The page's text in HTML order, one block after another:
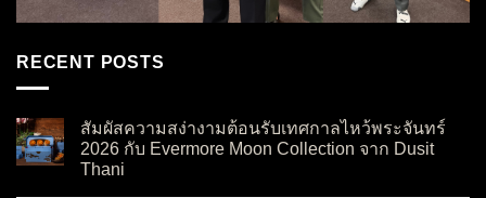
RECENT POSTS
สัมผัสความสง่างามต้อนรับเทศกาลไหว้พระจันทร์
2026 กับ Evermore Moon Collection จาก Dusit
Thani